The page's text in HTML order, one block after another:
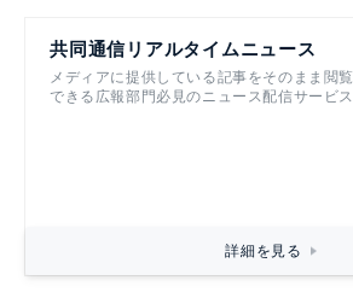
共同通信リアルタイムニュース
メディアに提供している記事をそのまま閲覧
できる広報部門必見のニュース配信サービス
詳細を見る